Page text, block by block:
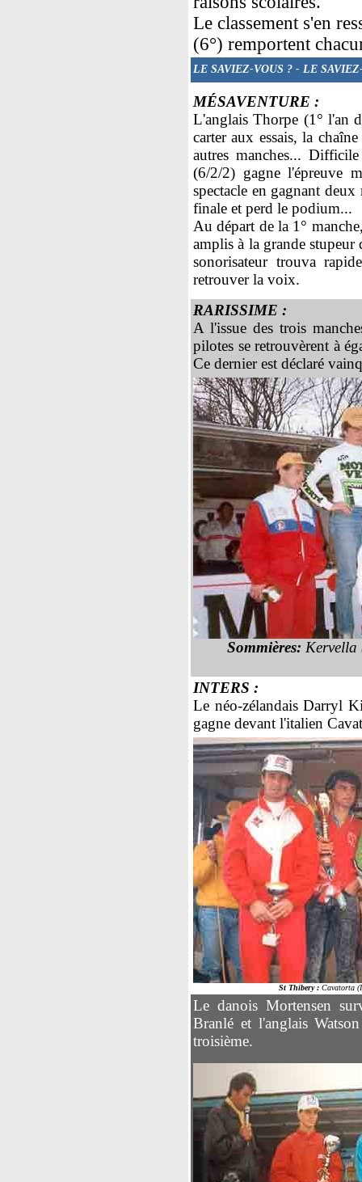
Le classement s'en
(6°) remportent
LE SAVIEZ-VOUS ? - LE
MÉSAVENTURE :
L'anglais Thorpe (1° l'an
carter aux essais, la
autres manches...
(6/2/2) gagne l'épreuve
spectacle en gagnant
finale et perd le podium...
Au départ de la 1°
amplis à la grande
sonorisateur trouva
retrouver la voix.
RARISSIME :
A l'issue des trois
pilotes se retrouvèrent à
Ce dernier est déclaré
Sommières:
INTERS :
Le néo-zélandais Darryl
gagne devant l'italien
St Thibery : Cavatorta
Le danois Mortensen
Branlé et l'anglais
troisième.